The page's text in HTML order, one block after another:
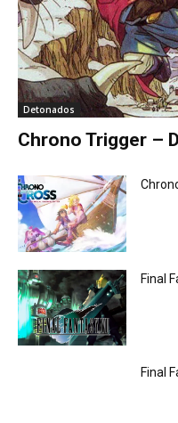
Detonados
Chrono Trigger –
Final
Final